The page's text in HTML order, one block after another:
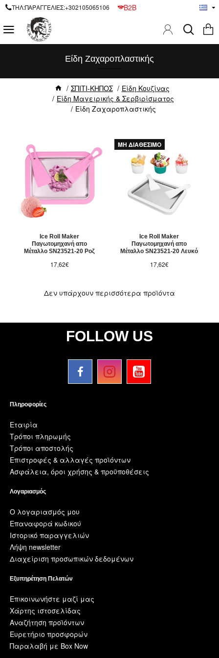
ΤΗΛ:ΠΑΡΑΓΓΕΛΙΕΣ:+302105065106 B2B
ΣΠΙΤΙ-ΚΗΠΟΣ
Είδη Κουζίνας
Είδη Μαγειρικής & Σερβιρίσματος
Είδη Ζαχαροπλαστικής
Είδη Ζαχαροπλαστικής
Ice Roll Maker
Παγωτομηχανή απο
Μέταλλο SN23521-20 Ροζ
17,62€
ΜΗ ΔΙΑΘΕΣΙΜΟ
Ice Roll Maker
Παγωτομηχανή απο
Μέταλλο SN23521-20 Λευκό
17,62€
Δεν υπάρχουν περισσότερα προϊόντα
FOLLOW US
Πληροφορίες
Εταιρία
Τρόποι πληρωμής
Τρόποι αποστολής
Επιστροφές & αλλαγές προϊόντων
Ασφάλεια, όροι χρήσης & προϋποθέσεις
Λογαριασμός
Ο λογαριασμός μου
Επαναφορά κωδικού
Ιστορικό παραγγελιών
Λήψη newsletter
Διαχείριση προσωπικών δεδομένων
Εξυπηρέτηση Πελατών
Επικοινωνήστε μαζί μας
Χάρτης ιστοσελίδας
Αναζήτηση προϊόντων
Ευρετήριο προσφορών
Παραλαβή με Box Now